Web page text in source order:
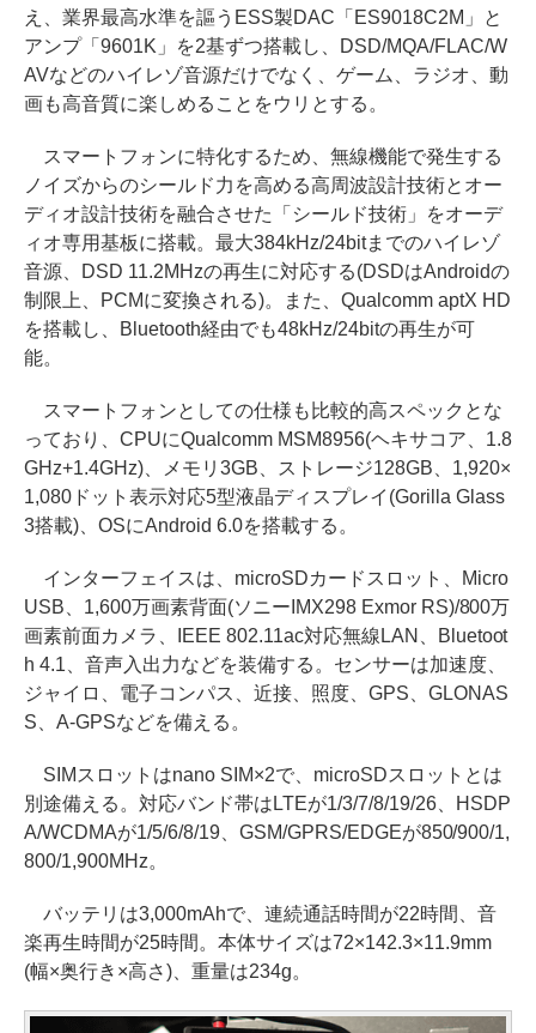
え、業界最高水準を謳うESS製DAC「ES9018C2M」と
アンプ「9601K」を2基ずつ搭載し、DSD/MQA/FLAC/W
AVなどのハイレゾ音源だけでなく、ゲーム、ラジオ、動
画も高音質に楽しめることをウリとする。
スマートフォンに特化するため、無線機能で発生する
ノイズからのシールド力を高める高周波設計技術とオー
ディオ設計技術を融合させた「シールド技術」をオーデ
ィオ専用基板に搭載。最大384kHz/24bitまでのハイレゾ
音源、DSD 11.2MHzの再生に対応する(DSDはAndroidの
制限上、PCMに変換される)。また、Qualcomm aptX HD
を搭載し、Bluetooth経由でも48kHz/24bitの再生が可
能。
スマートフォンとしての仕様も比較的高スペックとな
っており、CPUにQualcomm MSM8956(ヘキサコア、1.8
GHz+1.4GHz)、メモリ3GB、ストレージ128GB、1,920×
1,080ドット表示対応5型液晶ディスプレイ(Gorilla Glass
3搭載)、OSにAndroid 6.0を搭載する。
インターフェイスは、microSDカードスロット、Micro
USB、1,600万画素背面(ソニーIMX298 Exmor RS)/800万
画素前面カメラ、IEEE 802.11ac対応無線LAN、Bluetoot
h 4.1、音声入出力などを装備する。センサーは加速度、
ジャイロ、電子コンパス、近接、照度、GPS、GLONAS
S、A-GPSなどを備える。
SIMスロットはnano SIM×2で、microSDスロットとは
別途備える。対応バンド帯はLTEが1/3/7/8/19/26、HSDP
A/WCDMAが1/5/6/8/19、GSM/GPRS/EDGEが850/900/1,
800/1,900MHz。
バッテリは3,000mAhで、連続通話時間が22時間、音
楽再生時間が25時間。本体サイズは72×142.3×11.9mm
(幅×奥行き×高さ)、重量は234g。